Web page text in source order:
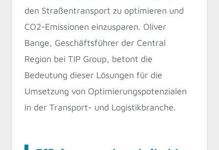
den Straßentransport zu optimieren und
CO2-Emissionen einzusparen. Oliver
Bange, Geschäftsführer der Central
Region bei TIP Group, betont die
Bedeutung dieser Lösungen für die
Umsetzung von Optimierungspotenzialen
in der Transport- und Logistikbranche.